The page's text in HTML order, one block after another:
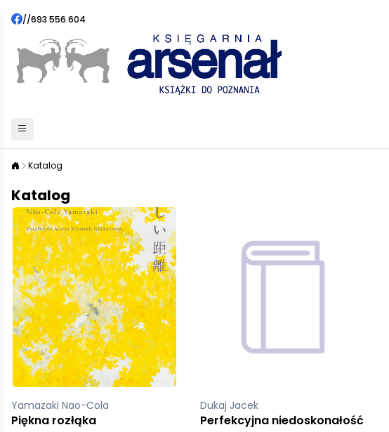
//693 556 604
Katalog
Katalog
Yamazaki Nao-Cola
Piękna rozłąka
Dukaj Jacek
Perfekcyjna niedoskonałość